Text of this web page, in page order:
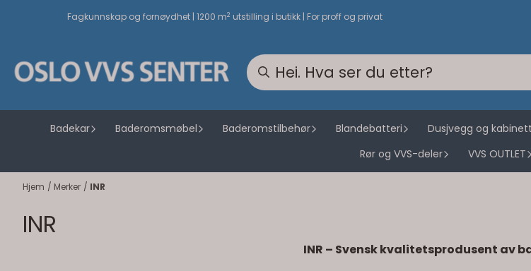
Hopp til innholdFagkunnskap og fornøydhet | 1200 m2 utstilling i butikk | For proff og privat
Badekar Baderomsmøbel Baderomstilbehør Blandebatteri Dusjvegg og kabinett
Rør og VVS-deler
VVS OUTLET
Hjem / Merker / INR
INR
INR – Svensk kvalitetsprodusent av